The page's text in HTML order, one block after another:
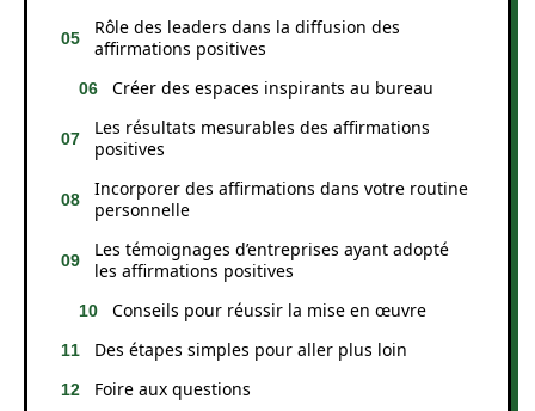
Rôle des leaders dans la diffusion des
affirmations positives
Créer des espaces inspirants au bureau
Les résultats mesurables des affirmations
positives
Incorporer des affirmations dans votre routine
personnelle
Les témoignages d’entreprises ayant adopté
les affirmations positives
Conseils pour réussir la mise en œuvre
Des étapes simples pour aller plus loin
Foire aux questions